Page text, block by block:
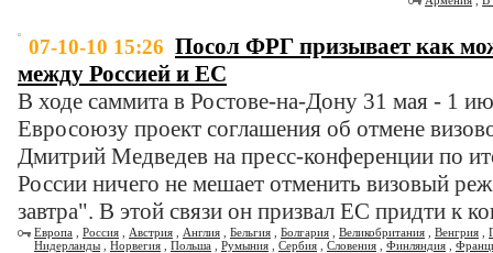
07-10-10 15:26 Посол ФРГ призывает как
между Россией и ЕС
В ходе саммита в Ростове-на-Дону 31 мая - 1
Евросоюзу проект соглашения об отмене
Дмитрий Медведев на пресс-конференции по
России ничего не мешает отменить визовый
завтра". В этой связи он призвал ЕС придти к
Европа Россия Австрия Англия Бельгия Болгария Великобритания Венгрия
Нидерланды
Норвегия Польша Румыния Сербия Словения Финляндия